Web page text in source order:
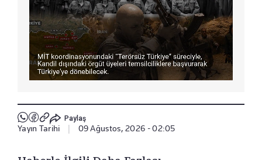
Paylaş
Yayın Tarihi 09 Ağustos, 2026 - 02:05